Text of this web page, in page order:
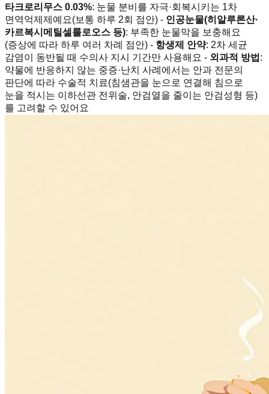
타크로리무스 0.03%: 눈물 분비를 자극·회복시키는 1차
면역억제제예요(보통 하루 2회 점안) - 인공눈물(히알루론산·
카르복시메틸셀룰로오스 등): 부족한 눈물막을 보충해요
(증상에 따라 하루 여러 차례 점안) - 항생제 안약: 2차 세균
감염이 동반될 때 수의사 지시 기간만 사용해요 - 외과적 방법 :
약물에 반응하지 않는 중증·난치 사례에서는 안과 전문의
판단에 따라 수술적 치료(침샘관을 눈으로 연결해 침으로
눈을 적시는 이하선관 전위술, 안검열을 줄이는 안검성형 등)
를 고려할 수 있어요